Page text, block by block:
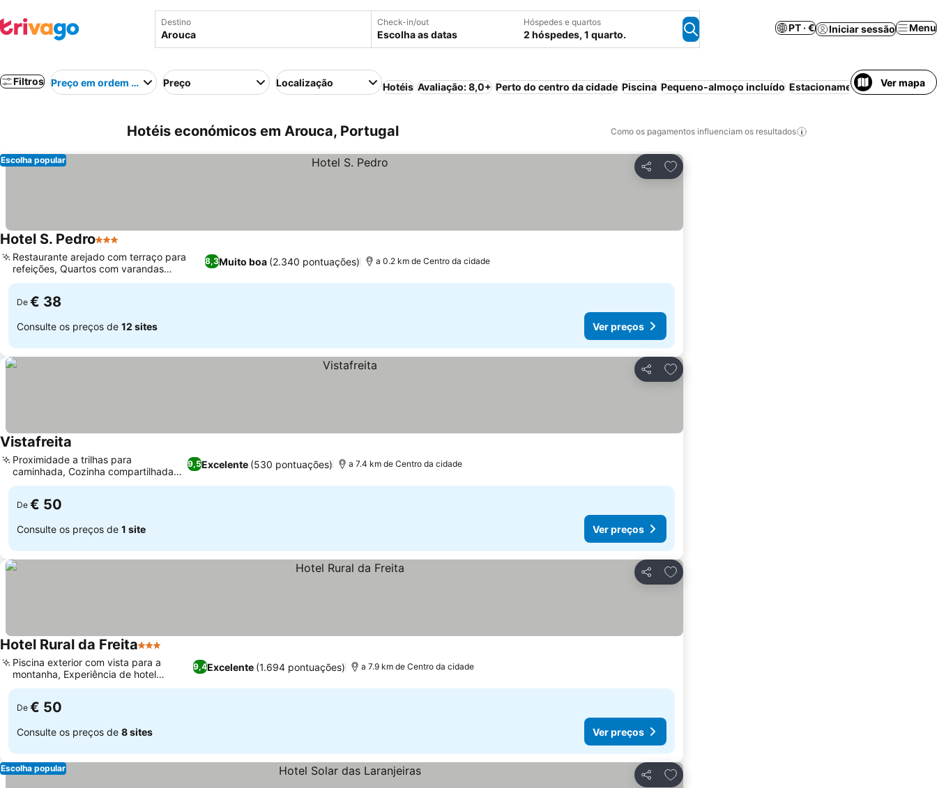
Destino Check-in/out
Escolha as datas
Hóspedes e quartos
2 hóspedes, 1 quarto.
PT · € Iniciar sessão Menu
Filtros Preço em ordem crescentePreço Localização Hotéis Avaliação: 8,0+ Perto do centro da cidade Piscina Pequeno-almoço incluído Estacionamento Meia-pensão
Ver mapa
Hotéis económicos em Arouca, Portugal Como os pagamentos influenciam os resultados
Partilhar
Adicionar aos favoritos
Escolha popular
Hotel S. Pedro3 Estrelas
8,3Muito boa (2.340 pontuações)
Restaurante arejado com terraço para
refeições, Quartos com varandas
privadas mobiladas
a 0.2 km de Centro da cidade
De € 38
Consulte os preços de 12 sites Ver preços
Partilhar
Adicionar aos favoritos
Vistafreita
9,5Excelente (530 pontuações)
Proximidade a trilhas para
caminhada, Cozinha compartilhada
bem equipada
a 7.4 km de Centro da cidade
De € 50
Consulte os preços de 1 site Ver preços
Partilhar
Adicionar aos favoritos
Hotel Rural da Freita3 Estrelas
9,4Excelente (1.694 pontuações)
Piscina exterior com vista para a
montanha, Experiência de hotel
boutique intimista
a 7.9 km de Centro da cidade
De € 50
Consulte os preços de 8 sites Ver preços
Partilhar
Adicionar aos favoritos
Escolha popular